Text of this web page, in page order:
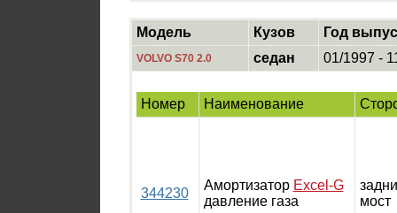
Модель Кузов Год
VOLVO S70 2.0 седан 01/1997 -
Номер Наименование
344230
Амортизатор Excel-G
давление газа
мост